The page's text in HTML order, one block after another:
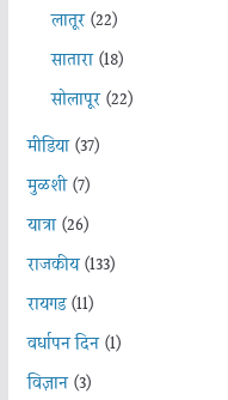
लातूर(22)
सातारा(18)
सोलापूर(22)
मीडिया(37)
मुळशी(7)
यात्रा(26)
राजकीय(133)
रायगड(11)
वर्धापन दिन(1)
विज्ञान(3)